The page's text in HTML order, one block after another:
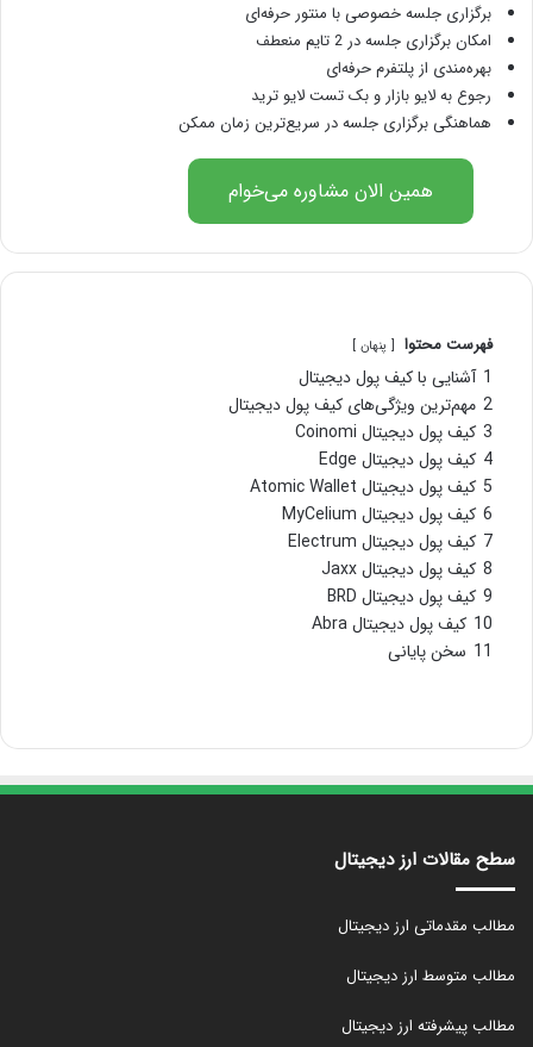
برگزاری جلسه خصوصی با منتور حرفه‌ای
امکان برگزاری جلسه در 2 تایم منعطف
بهره‌مندی از پلتفرم حرفه‌ای
رجوع به لایو بازار و بک تست لایو ترید
هماهنگی برگزاری جلسه در سریع‌ترین زمان ممکن
همین الان مشاوره می‌خوام
فهرست محتوا پنهان
1 آشنایی با کیف پول دیجیتال
2 مهم‌ترین ویژگی‌های کیف پول دیجیتال
3 کیف پول دیجیتال Coinomi
4 کیف پول دیجیتال Edge
5 کیف پول دیجیتال Atomic Wallet
6 کیف پول دیجیتال MyCelium
7 کیف پول دیجیتال Electrum
8 کیف پول دیجیتال Jaxx
9 کیف پول دیجیتال BRD
10 کیف پول دیجیتال Abra
11 سخن پایانی
سطح مقالات ارز دیجیتال
مطالب مقدماتی ارز دیجیتال
مطالب متوسط ارز دیجیتال
مطالب پیشرفته ارز دیجیتال